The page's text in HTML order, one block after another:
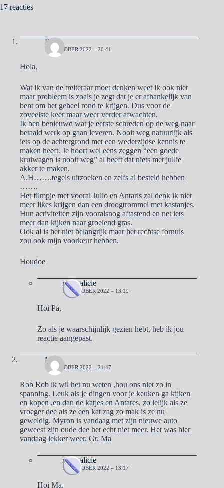
17 reacties
Pa
18 OKTOBER 2022 – 20:41
Hola,
Wat ik van de treiteraar moet denken weet ik ook niet
maar probleem is zoals je zegt dat je er afhankelijk van
bent om het geheel rond te krijgen. Dus voor de
zoveelste keer maar weer verder afwachten.
Ik ben benieuwd wat je eerste schreden op de weg naar
betaald werk op gaan leveren. Nooit weg natuurlijk als
iets op de achtergrond met een wederzijdse kennis te
maken heeft. Je hoort wel eens zeggen “een goede
kruiwagen is nooit weg” al heeft dat niets met jullie
akker te maken.
A.H…….tegels uitzoeken en zelfs al besteld hebben
…….
Het filmpje met vooral Julio en Antaris zal denk ik niet
meer likes krijgen dan een droogtrommel met kastanjes.
Hun activiteiten zijn vooralsnog aftastend en net iets
meer dan kijken naar groeiend gras.
Ook al is het niet belangrijk maar het rechtse fornuis
zou ook mijn voorkeur hebben.
Houdoe
naargalicie
19 OKTOBER 2022 – 13:19
Hoi Pa,
Zo als je waarschijnlijk gezien hebt, heb ik jou
reactie aangepast.
Ma
18 OKTOBER 2022 – 21:47
Rob Rob ik wil het nu weten ,hou ons niet zo in
spanning. Leuk als je dingen voor je keuken ga kijken
en kopen ,en dan de katjes en Antares, zo lelijk als ze
vroeger dee als ze een kat zag zo mak is ze nu
geweldig. Myron is vandaag met zijn nieuwe auto
geweest zijn oude dee het echt niet meer. Het was hier
vandaag lekker weer. Gr. Ma
naargalicie
19 OKTOBER 2022 – 13:17
Hoi Ma,